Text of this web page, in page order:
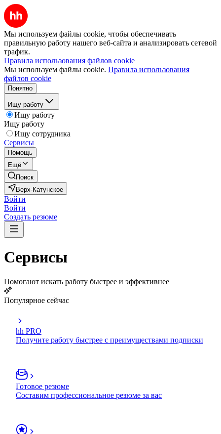
Мы используем файлы cookie, чтобы обеспечивать
правильную работу нашего веб-сайта и анализировать сетевой
трафик.
Правила использования файлов cookie
Мы используем файлы cookie. Правила использования
файлов cookie
Понятно
Ищу работу
Ищу работу
Ищу работу
Ищу сотрудника
Сервисы
Помощь
Ещё
Поиск
Верх-Катунское
Войти
Войти
Создать резюме
Сервисы
Помогают искать работу быстрее и эффективнее
Популярное сейчас
hh PRO
Получите работу быстрее с преимуществами подписки
Готовое резюме
Составим профессиональное резюме за вас